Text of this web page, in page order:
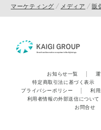
マーケティング メディア 販
お知らせ一覧 |
特定商取引法に基づく表示
プライバシーポリシー
| 利
利用者情報の外部送信について
お問合せ